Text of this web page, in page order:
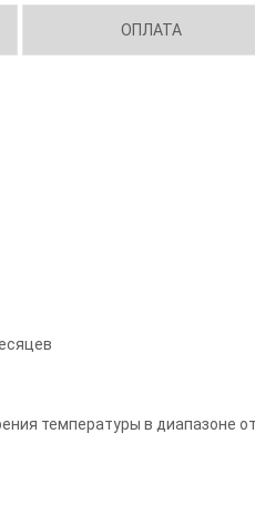
ОПЛАТА
температуры в диапазоне